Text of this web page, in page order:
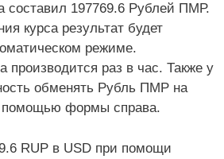
составил 197769.6 Рублей ПМР.
курса результат будет
режиме.
производится раз в час. Также у
обменять Рубль ПМР на
помощью формы справа.
RUP в USD при помощи